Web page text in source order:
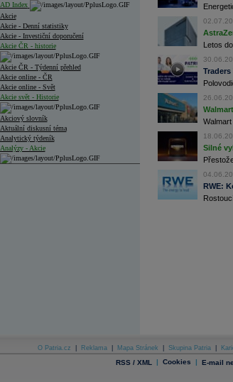
AD Index
Akcie
Akcie - Denní statistiky
Akcie - Investiční doporučení
Akcie ČR - historie
Akcie ČR - Týdenní přehled
Akcie online - ČR
Akcie online - Svět
Akcie svět - Historie
Akciový slovník
Aktuální diskusní téma
Analytický týdeník
Analýzy - Akcie
Archiv - Měnová politika
Letos
Silné
RWE:
O Patria.cz Reklama Mapa Stránek Skupina Patria
RSS / XML | Cookies | E-mail